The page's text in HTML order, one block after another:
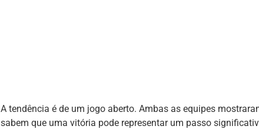
A tendência é de um jogo aberto. Ambas as equipes
sabem que uma vitória pode representar um passo